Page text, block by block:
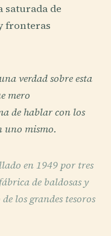
saturada de
fronteras
verdad sobre esta
mero
de hablar con los
uno mismo.
en 1949 por tres
de baldosas y
los grandes tesoros